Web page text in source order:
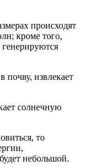
происходят
кроме того,
извлекает
солнечную
то
небольшой.